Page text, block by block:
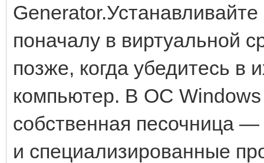
поначалу в виртуальной
позже, когда убедитесь в
компьютер. В ОС Windows
собственная песочница
и специализированные